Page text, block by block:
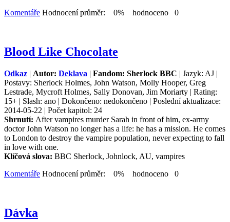
Komentáře Hodnocení průměr: 0% hodnoceno 0
Blood Like Chocolate
Odkaz | Autor: Deklava | Fandom: Sherlock BBC | Jazyk: AJ |
Postavy: Sherlock Holmes, John Watson, Molly Hooper, Greg
Lestrade, Mycroft Holmes, Sally Donovan, Jim Moriarty | Rating:
15+ | Slash: ano | Dokončeno: nedokončeno | Poslední aktualizace:
2014-05-22 | Počet kapitol: 24
Shrnutí: After vampires murder Sarah in front of him, ex-army
doctor John Watson no longer has a life: he has a mission. He comes
to London to destroy the vampire population, never expecting to fall
in love with one.
Klíčová slova: BBC Sherlock, Johnlock, AU, vampires
Komentáře Hodnocení průměr: 0% hodnoceno 0
Dávka